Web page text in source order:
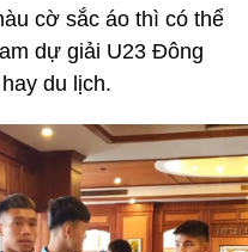
cờ sắc áo thì có thể
dự giải U23 Đông
du lịch.